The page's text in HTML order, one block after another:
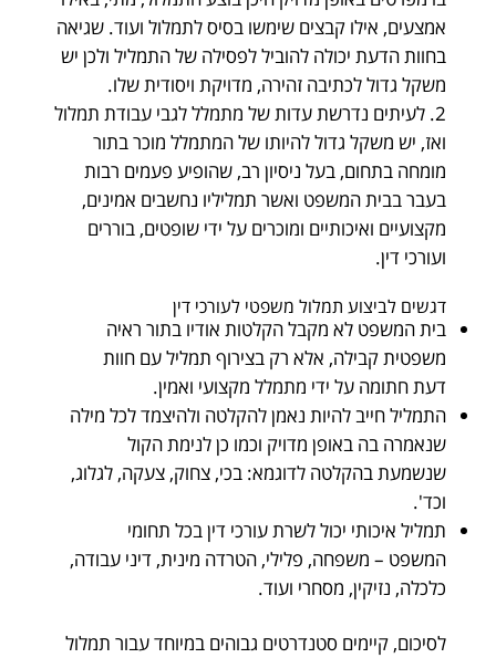
אמצעים, אילו קבצים שימשו בסיס לתמלול ועוד. שגיאה
בחוות הדעת יכולה להוביל לפסילה של התמליל ולכן יש
משקל גדול לכתיבה זהירה, מדויקת ויסודית שלו.
לעיתים נדרשת עדות של מתמלל לגבי עבודת תמלול
ואז, יש משקל גדול להיותו של המתמלל מוכר בתור
מומחה בתחום, בעל ניסיון רב, שהופיע פעמים רבות
בעבר בבית המשפט ואשר תמליליו נחשבים אמינים,
מקצועיים ואיכותיים ומוכרים על ידי שופטים, בוררים
ועורכי דין.
דגשים לביצוע תמלול משפטי לעורכי דין
בית המשפט לא מקבל הקלטות אודיו בתור ראיה
משפטית קבילה, אלא רק בצירוף תמליל עם חוות
דעת חתומה על ידי מתמלל מקצועי ואמין.
התמליל חייב להיות נאמן להקלטה ולהיצמד לכל מילה
שנאמרה בה באופן מדויק וכמו כן לנימת הקול
שנשמעת בהקלטה לדוגמא: בכי, צחוק, צעקה, לגלוג,
וכד'.
תמליל איכותי יכול לשרת עורכי דין בכל תחומי
המשפט – משפחה, פלילי, הטרדה מינית, דיני עבודה,
כלכלה, נזיקין, מסחרי ועוד.
לסיכום, קיימים סטנדרטים גבוהים במיוחד עבור תמלול